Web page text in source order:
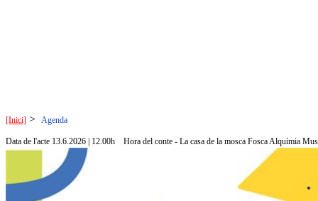
[Inici] > Agenda
Data de l'acte 13.6.2026 | 12.00h Hora del conte - La casa de la mosca Fosca Alquímia